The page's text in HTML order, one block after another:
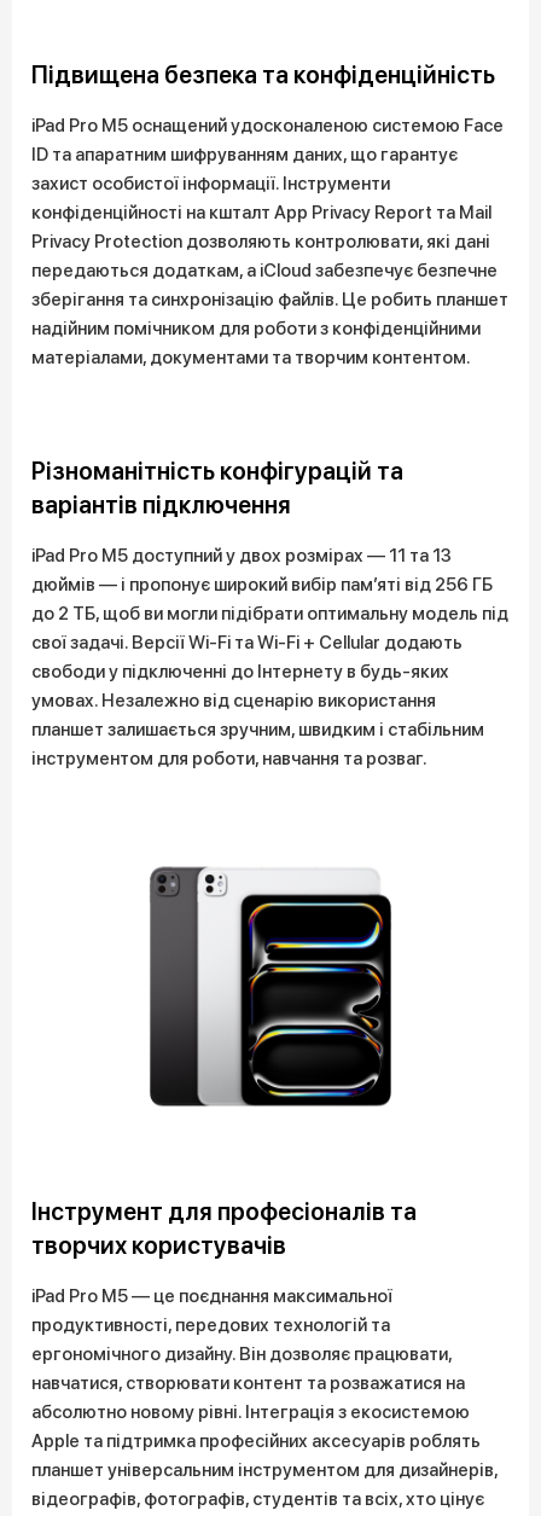
Підвищена безпека та конфіденційність
iPad Pro M5 оснащений удосконаленою системою Face
ID та апаратним шифруванням даних, що гарантує
захист особистої інформації. Інструменти
конфіденційності на кшталт App Privacy Report та Mail
Privacy Protection дозволяють контролювати, які дані
передаються додаткам, а iCloud забезпечує безпечне
зберігання та синхронізацію файлів. Це робить планшет
надійним помічником для роботи з конфіденційними
матеріалами, документами та творчим контентом.
Різноманітність конфігурацій та
варіантів підключення
iPad Pro M5 доступний у двох розмірах — 11 та 13
дюймів — і пропонує широкий вибір пам’яті від 256 ГБ
до 2 ТБ, щоб ви могли підібрати оптимальну модель під
свої задачі. Версії Wi-Fi та Wi-Fi + Cellular додають
свободи у підключенні до Інтернету в будь-яких
умовах. Незалежно від сценарію використання
планшет залишається зручним, швидким і стабільним
інструментом для роботи, навчання та розваг.
Інструмент для професіоналів та
творчих користувачів
iPad Pro M5 — це поєднання максимальної
продуктивності, передових технологій та
ергономічного дизайну. Він дозволяє працювати,
навчатися, створювати контент та розважатися на
абсолютно новому рівні. Інтеграція з екосистемою
Apple та підтримка професійних аксесуарів роблять
планшет універсальним інструментом для дизайнерів,
відеографів, фотографів, студентів та всіх, хто цінує